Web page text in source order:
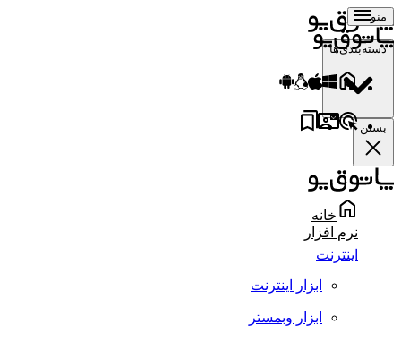
منو
دسته‌بندی‌ها
بستن
خانه
نرم افزار
اینترنت
ابزار اینترنت
ابزار وبمستر